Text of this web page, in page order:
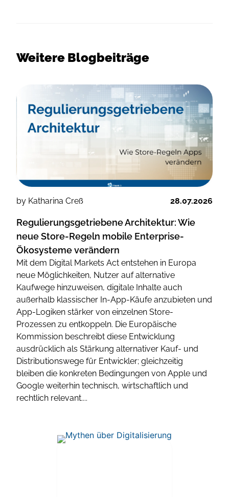
Weitere Blogbeiträge
by Katharina Creß 28.07.2026
Regulierungsgetriebene Architektur: Wie
neue Store-Regeln mobile Enterprise-
Ökosysteme verändern
Mit dem Digital Markets Act entstehen in Europa
neue Möglichkeiten, Nutzer auf alternative
Kaufwege hinzuweisen, digitale Inhalte auch
außerhalb klassischer In-App-Käufe anzubieten und
App-Logiken stärker von einzelnen Store-
Prozessen zu entkoppeln. Die Europäische
Kommission beschreibt diese Entwicklung
ausdrücklich als Stärkung alternativer Kauf- und
Distributionswege für Entwickler; gleichzeitig
bleiben die konkreten Bedingungen von Apple und
Google weiterhin technisch, wirtschaftlich und
rechtlich relevant....